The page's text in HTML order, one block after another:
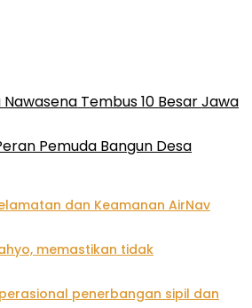
Tembus 10 Besar Jawa
Pemuda Bangun Desa